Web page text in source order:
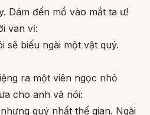
Dám đến mổ vào mắt ta ư!
van vỉ:
sẽ biếu ngài một vật quý.
ra một viên ngọc nhỏ
cho anh và nói:
quý nhất thế gian. Ngài